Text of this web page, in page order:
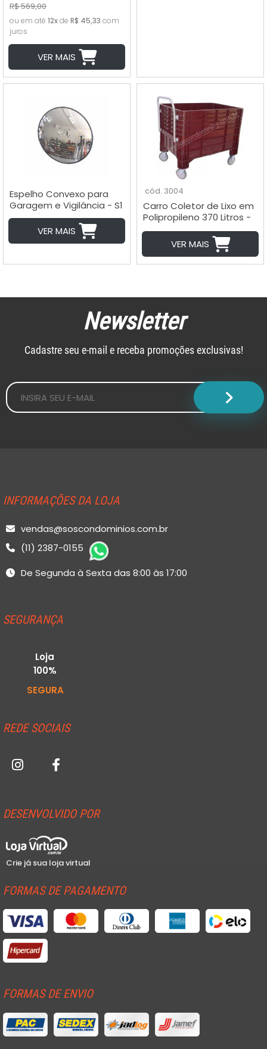
R$ 569,00
ou em até 12xde R$ 45,33 com
juros
VER MAIS
Espelho Convexo para
Garagem e Vigilância - S1
VER MAIS
cód. 3004
Carro Coletor de Lixo em
Polipropileno 370 Litros -
Cód. 3004
VER MAIS
Newsletter
Cadastre seu e-mail e receba promoções exclusivas!
INFORMAÇÕES DA LOJA
vendas@soscondominios.com.br
(11) 2387-0155
De Segunda à Sexta das 8:00 às 17:00
SEGURANÇA
Loja
100%
SEGURA
REDE SOCIAIS
DESENVOLVIDO POR
Crie já sua loja virtual
FORMAS DE PAGAMENTO
FORMAS DE ENVIO